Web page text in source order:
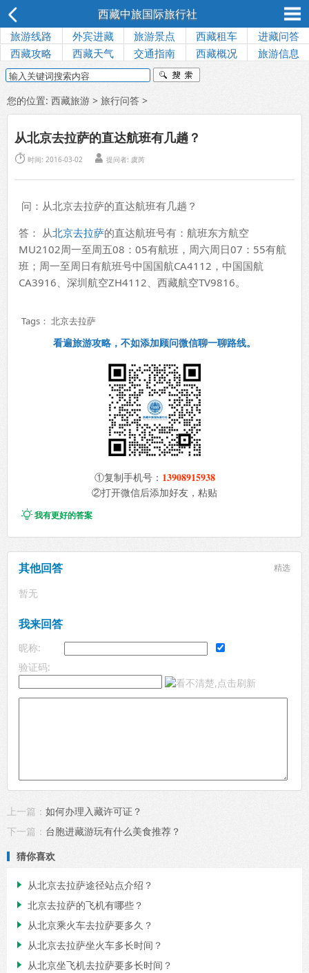
西藏中旅国际旅行社
旅游线路 外宾进藏 旅游景点 西藏租车
进藏问答
西藏攻略
西藏天气 交通指南 西藏概况 旅游信息
您的位置: 西藏旅游 > 旅行问答 >
从北京去拉萨的直达航班有几趟？
 时间: 2016-03-02  提问者: 虞芮
问：从北京去拉萨的直达航班有几趟？
答： 从北京去拉萨的直达航班号有：航班东方航空
MU2102周一至周五08：05有航班，周六周日07：55有航
班；周一至周日有航班号中国国航CA4112，中国国航
CA3916、深圳航空ZH4112、西藏航空TV9816。
Tags： 北京去拉萨
看遍旅游攻略，不如添加顾问微信聊一聊路线。
①复制手机号： 13908915938
②打开微信后添加好友，粘贴
我有更好的答案
其他回答 精选
暂无
我来回答
昵称:
验证码:
上一篇： 如何办理入藏许可证？
下一篇： 台胞进藏游玩有什么美食推荐？
猜你喜欢
 从北京去拉萨途径站点介绍？
 北京去拉萨的飞机有哪些？
 从北京乘火车去拉萨要多久？
 从北京去拉萨坐火车多长时间？
 从北京坐飞机去拉萨要多长时间？